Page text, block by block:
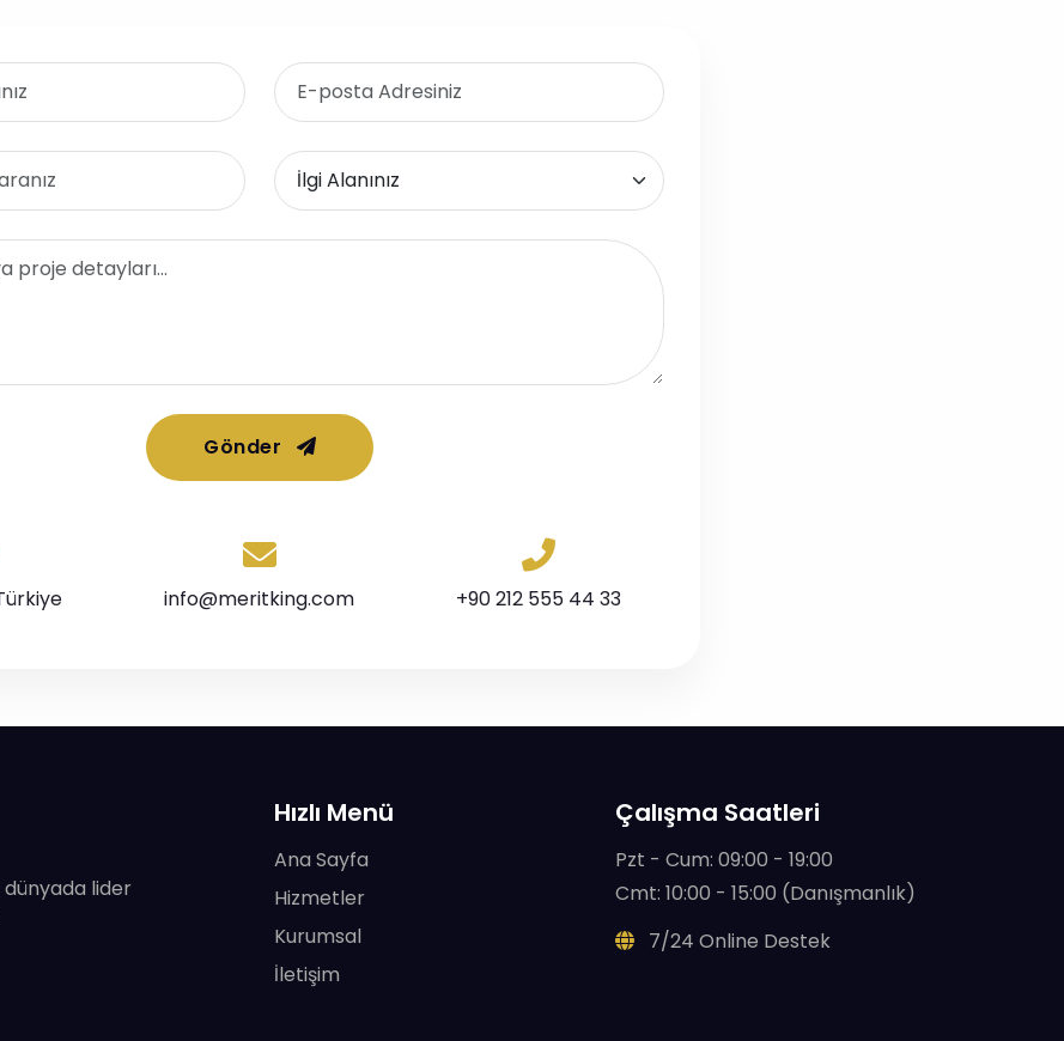
Gönder
info@meritking.com +90 212 555 44 33
dünyada lider
Hızlı Menü
Ana Sayfa
Hizmetler
Kurumsal
İletişim
Çalışma Saatleri
Pzt - Cum: 09:00 - 19:00
Cmt: 10:00 - 15:00 (Danışmanlık)
7/24 Online Destek